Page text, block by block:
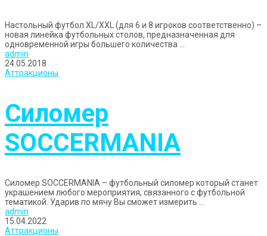
Настольный футбол XL/XXL (для 6 и 8 игроков соответственно) –
новая линейка футбольных столов, предназначенная для
одновременной игры большего количества ...
admin
24.05.2018
Аттракционы
Силомер
SOCCERMANIA
Силомер SOCCERMANIA – футбольный силомер который станет
украшением любого мероприятия, связанного с футбольной
тематикой. Ударив по мячу Вы сможет измерить ...
admin
15.04.2022
Аттракционы